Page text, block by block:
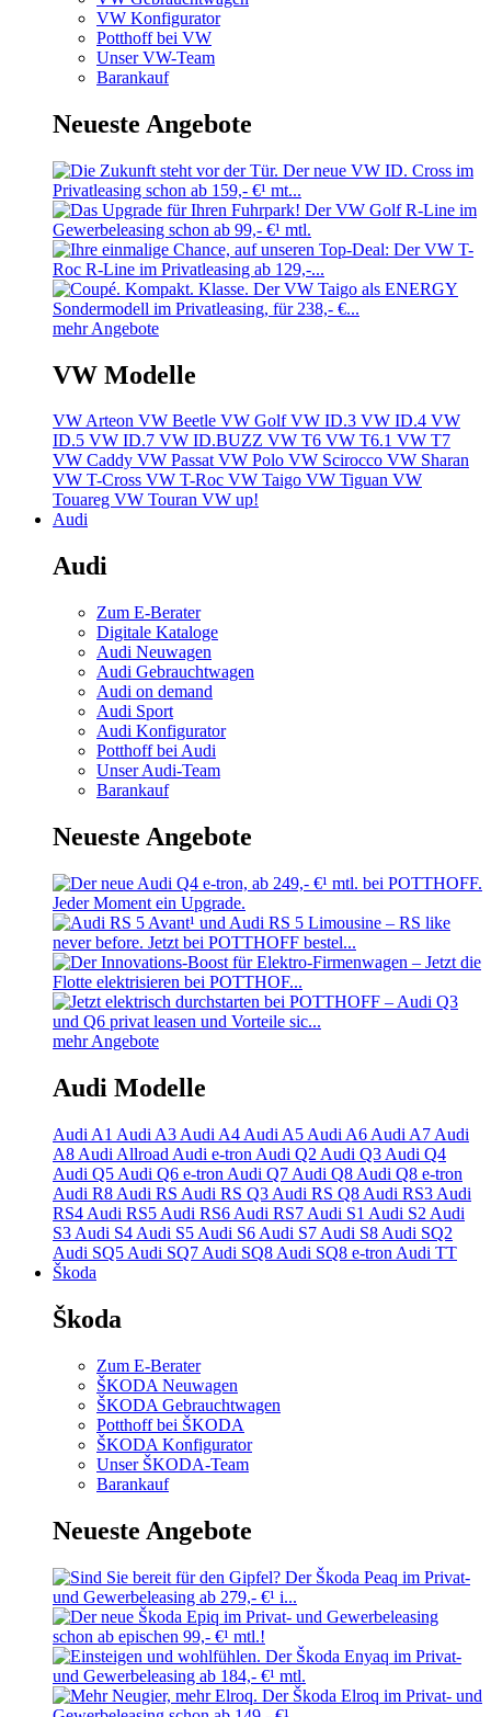
VW Konfigurator
Potthoff bei VW
Unser VW-Team
Barankauf
Neueste Angebote
mehr Angebote
VW Modelle
VW Arteon VW Beetle VW GolfVW ID.3 VW ID.4 VW
ID.5 VW ID.7 VW ID.BUZZ VW T6 VW T6.1 VW T7
VW Caddy VW PassatVW Polo VW Scirocco VW Sharan
VW T-Cross VW T-Roc VW Taigo VW Tiguan VW
Touareg VW Touran VW up!
Audi
Audi
Zum E-Berater
Digitale Kataloge
Audi Neuwagen
Audi Gebrauchtwagen
Audi on demand
Audi Sport
Audi Konfigurator
Potthoff bei Audi
Unser Audi-Team
Barankauf
Neueste Angebote
mehr Angebote
Audi Modelle
Audi A1 Audi A3 Audi A4 Audi A5 Audi A6 Audi A7 Audi
A8 Audi Allroad Audi e-tron Audi Q2 Audi Q3 Audi Q4
Audi Q5 Audi Q6 e-tron Audi Q7 Audi Q8 Audi Q8 e-tron
Audi R8 Audi RS Audi RS Q3 Audi RS Q8 Audi RS3 Audi
RS4 Audi RS5 Audi RS6 Audi RS7 Audi S1 Audi S2 Audi
S3 Audi S4 Audi S5 Audi S6 Audi S7 Audi S8 Audi SQ2
Audi SQ5 Audi SQ7 Audi SQ8 Audi SQ8 e-tron Audi TT
Škoda
Škoda
Zum E-Berater
ŠKODA Neuwagen
ŠKODA Gebrauchtwagen
Potthoff bei ŠKODA
ŠKODA Konfigurator
Unser ŠKODA-Team
Barankauf
Neueste Angebote